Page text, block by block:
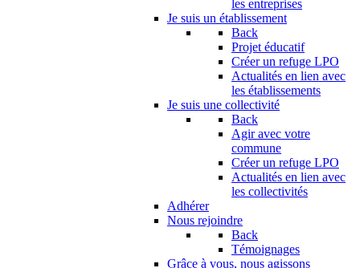
les entreprises
Je suis un établissement
Back
Projet éducatif
Créer un refuge LPO
Actualités en lien avec
les établissements
Je suis une collectivité
Back
Agir avec votre
commune
Créer un refuge LPO
Actualités en lien avec
les collectivités
Adhérer
Nous rejoindre
Back
Témoignages
Grâce à vous, nous agissons